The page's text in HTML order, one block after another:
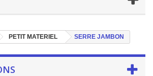
PETIT MATERIEL SERRE JAMBON